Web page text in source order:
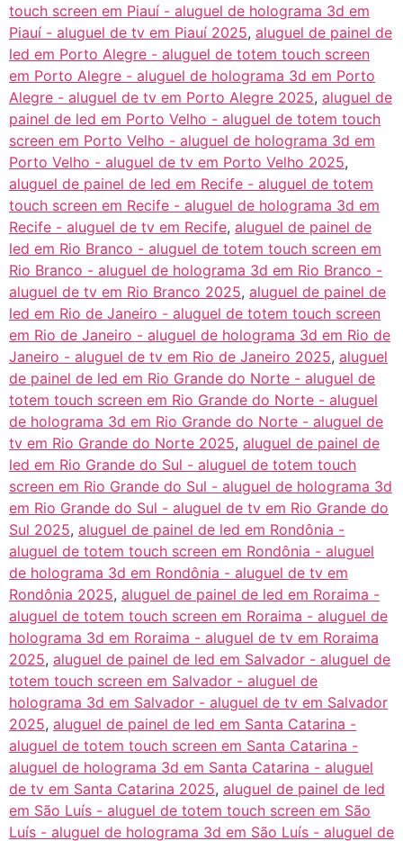
touch screen em Piauí - aluguel de holograma 3d em
Piauí - aluguel de tv em Piauí 2025, aluguel de painel de
led em Porto Alegre - aluguel de totem touch screen
em Porto Alegre - aluguel de holograma 3d em Porto
Alegre - aluguel de tv em Porto Alegre 2025, aluguel de
painel de led em Porto Velho - aluguel de totem touch
screen em Porto Velho - aluguel de holograma 3d em
Porto Velho - aluguel de tv em Porto Velho 2025,
aluguel de painel de led em Recife - aluguel de totem
touch screen em Recife - aluguel de holograma 3d em
Recife - aluguel de tv em Recife, aluguel de painel de
led em Rio Branco - aluguel de totem touch screen em
Rio Branco - aluguel de holograma 3d em Rio Branco -
aluguel de tv em Rio Branco 2025, aluguel de painel de
led em Rio de Janeiro - aluguel de totem touch screen
em Rio de Janeiro - aluguel de holograma 3d em Rio de
Janeiro - aluguel de tv em Rio de Janeiro 2025, aluguel
de painel de led em Rio Grande do Norte - aluguel de
totem touch screen em Rio Grande do Norte - aluguel
de holograma 3d em Rio Grande do Norte - aluguel de
tv em Rio Grande do Norte 2025, aluguel de painel de
led em Rio Grande do Sul - aluguel de totem touch
screen em Rio Grande do Sul - aluguel de holograma 3d
em Rio Grande do Sul - aluguel de tv em Rio Grande do
Sul 2025, aluguel de painel de led em Rondônia -
aluguel de totem touch screen em Rondônia - aluguel
de holograma 3d em Rondônia - aluguel de tv em
Rondônia 2025, aluguel de painel de led em Roraima -
aluguel de totem touch screen em Roraima - aluguel de
holograma 3d em Roraima - aluguel de tv em Roraima
2025, aluguel de painel de led em Salvador - aluguel de
totem touch screen em Salvador - aluguel de
holograma 3d em Salvador - aluguel de tv em Salvador
2025, aluguel de painel de led em Santa Catarina -
aluguel de totem touch screen em Santa Catarina -
aluguel de holograma 3d em Santa Catarina - aluguel
de tv em Santa Catarina 2025, aluguel de painel de led
em São Luís - aluguel de totem touch screen em São
Luís - aluguel de holograma 3d em São Luís - aluguel de